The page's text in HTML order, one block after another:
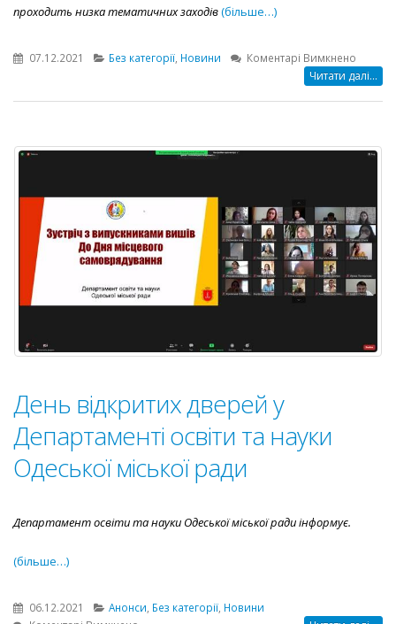
проходить низка тематичних заходів(більше…)
07.12.2021 Без категорії Новини Коментарі Вимкнено
У
Дня
сил
Читати далі...
День відкритих дверей у
Департаменті освіти та науки
Одеської міської ради
Департамент освіти та науки Одеської міської ради інформує.
(більше…)
06.12.2021 Анонси, Без категорії, Новини